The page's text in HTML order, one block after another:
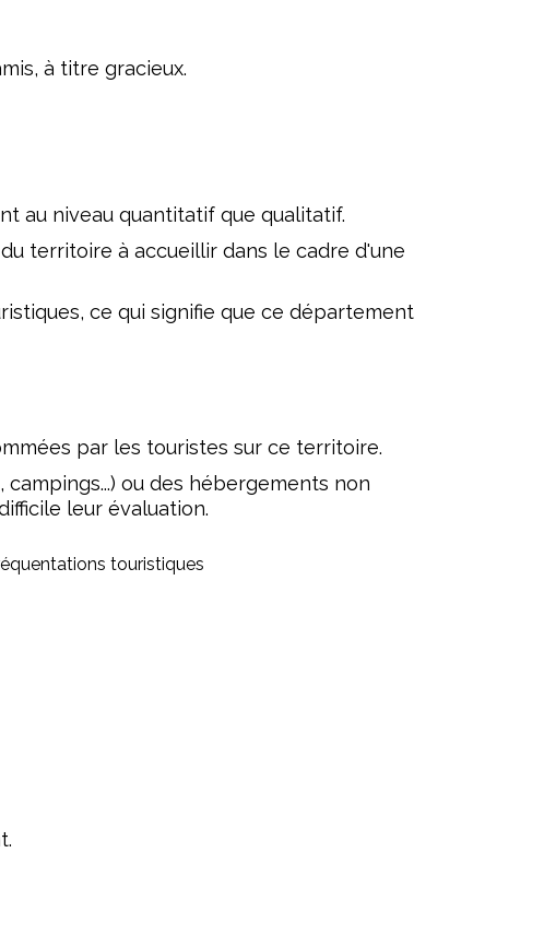
à titre gracieux.
au niveau quantitatif que qualitatif.
territoire à accueillir dans le cadre d'une
ce qui signifie que ce département
par les touristes sur ce territoire.
ou des hébergements non
leur évaluation.
touristiques